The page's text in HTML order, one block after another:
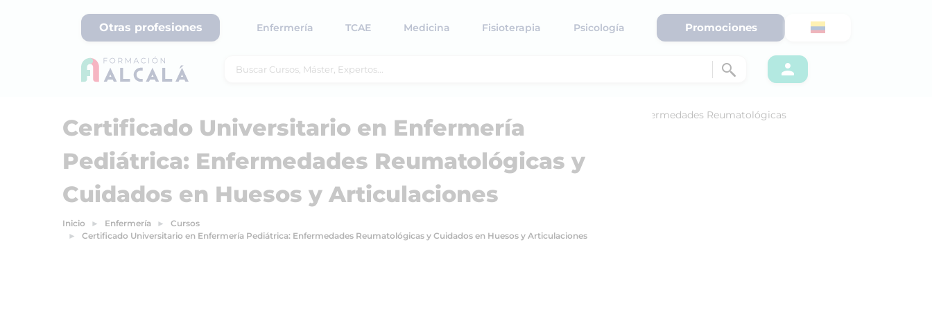
Otras profesiones Enfermería TCAE Medicina Fisioterapia Psicología Promociones
Certificado Universitario en Enfermería
Pediátrica: Enfermedades Reumatológicas y
Cuidados en Huesos y Articulaciones
Inicio Enfermería
Cursos
Certificado Universitario en Enfermería Pediátrica: Enfermedades Reumatológicas y Cuidados en Huesos y Articulaciones